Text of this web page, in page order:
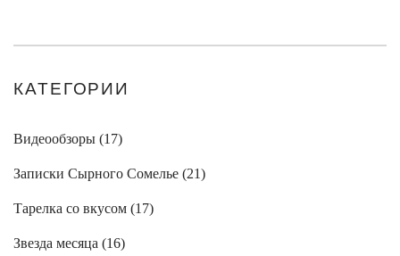
КАТЕГОРИИ
Видеообзоры (17)
Записки Сырного Сомелье (21)
Тарелка со вкусом (17)
Звезда месяца (16)